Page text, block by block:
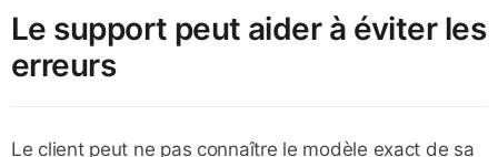
Le support peut aider à éviter les
erreurs
Le client peut ne pas connaître le modèle exact de sa